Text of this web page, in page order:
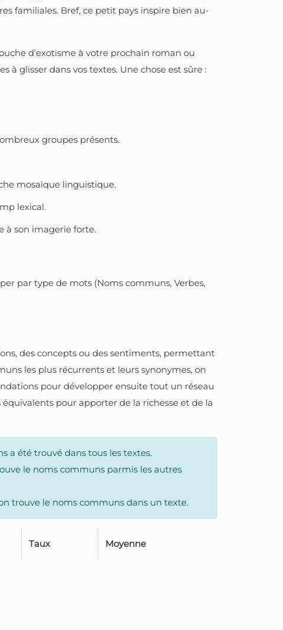
familiales. Bref, ce petit pays inspire bien au-
d’exotisme à votre prochain roman ou
à glisser dans vos textes. Une chose est sûre :
groupes présents.
mosaïque linguistique.
lexical.
à son imagerie forte.
par type de mots (Noms communs, Verbes,
des concepts ou des sentiments, permettant
les plus récurrents et leurs synonymes, on
pour développer ensuite tout un réseau
pour apporter de la richesse et de la
a été trouvé dans tous les textes.
le noms communs parmis les autres
trouve le noms communs dans un texte.
Taux Moyenne